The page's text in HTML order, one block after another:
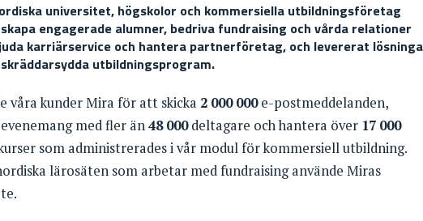
universitet, högskolor och kommersiella utbildningsföretag
engagerade alumner, bedriva fundraising och vårda relationer
karriärservice och hantera partnerföretag, och levererat
utbildningsprogram.
våra kunder Mira för att skicka 2 000 000e-postmeddelanden,
med fler än48 000deltagare och hantera över 17 000
som administrerades i vår modul för kommersiell utbildning.
lärosäten som arbetar med fundraising använde Miras